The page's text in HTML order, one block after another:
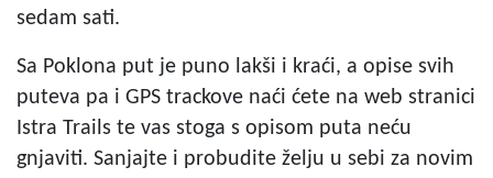
sedam sati.
Sa Poklona put je puno lakši i kraći, a opise svih
puteva pa i GPS trackove naći ćete na web stranici
Istra Trails te vas stoga s opisom puta neću
gnjaviti. Sanjajte i probudite želju u sebi za novim